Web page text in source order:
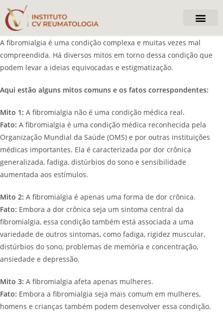
A fibromialgia é uma condição complexa e muitas vezes mal
compreendida. Há diversos mitos em torno dessa condição que
podem levar a ideias equivocadas e estigmatização.
Aqui estão alguns mitos comuns e os fatos correspondentes:
Mito 1: A fibromialgia não é uma condição médica real.
Fato: A fibromialgia é uma condição médica reconhecida pela
Organização Mundial da Saúde (OMS) e por outras instituições
médicas importantes. Ela é caracterizada por dor crônica
generalizada, fadiga, distúrbios do sono e sensibilidade
aumentada aos estímulos.
Mito 2: A fibromialgia é apenas uma forma de dor crônica.
Fato: Embora a dor crônica seja um sintoma central da
fibromialgia, essa condição também está associada a uma
variedade de outros sintomas, como fadiga, rigidez muscular,
distúrbios do sono, problemas de memória e concentração,
ansiedade e depressão.
Mito 3: A fibromialgia afeta apenas mulheres.
Fato: Embora a fibromialgia seja mais comum em mulheres,
homens e crianças também podem desenvolver essa condição.